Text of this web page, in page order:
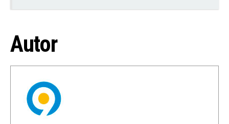
Autor